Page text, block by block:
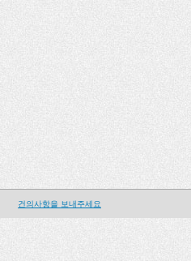
건의사항을 보내주세요